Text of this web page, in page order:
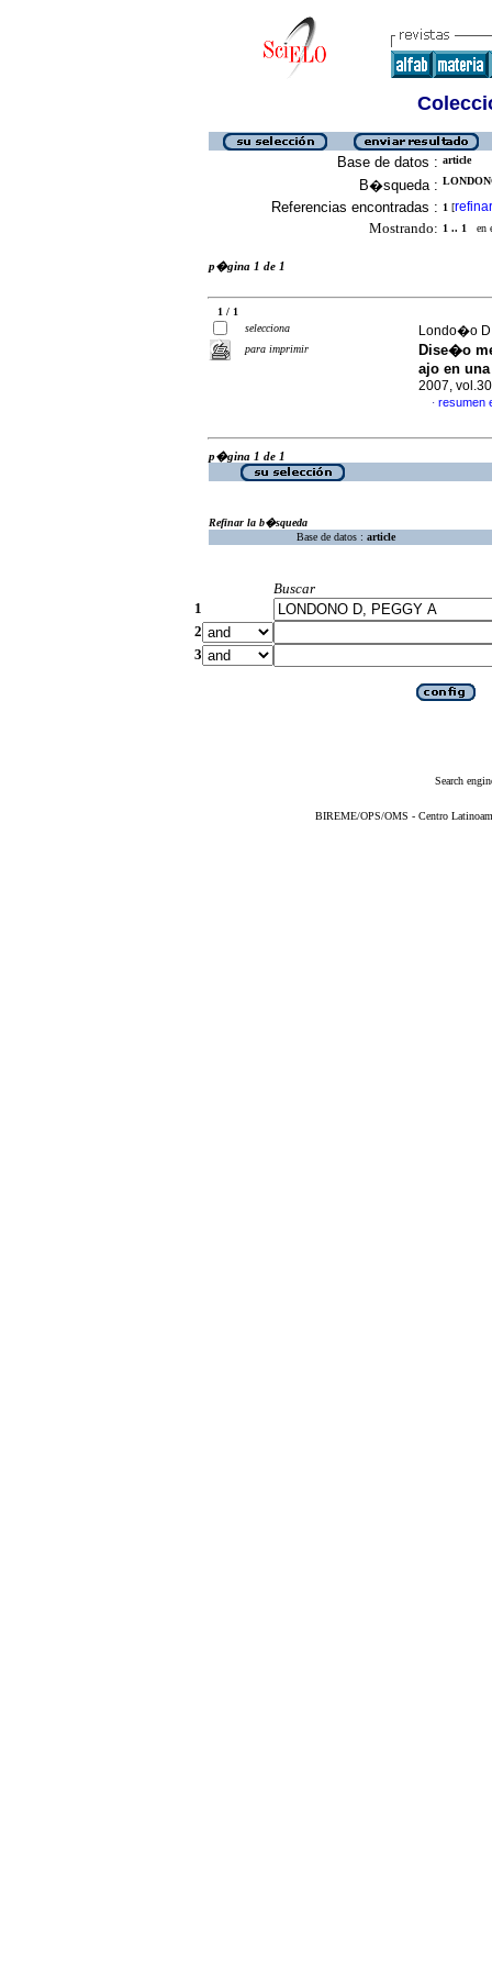
Base de datos : article
B�squeda :
Referencias encontradas : 1 [refinar
Mostrando: 1 .. 1 en
p�gina 1 de 1
1 / 1
selecciona
para imprimir
Londo�o
Dise�o
ajo en
2007,
· resumen
p�gina 1 de 1
Refinar la b�squeda
Base de datos : article
Buscar
1
2
3
Search
BIREME/OPS/OMS - Centro